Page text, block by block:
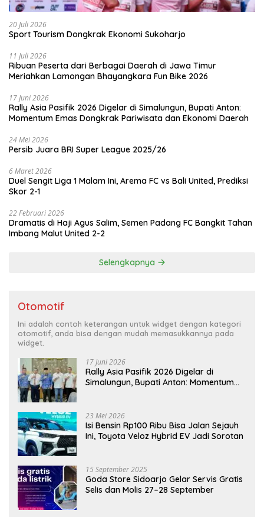
20 Juli 2026
Sport Tourism Dongkrak Ekonomi Sukoharjo
11 Juli 2026
Ribuan Peserta dari Berbagai Daerah di Jawa Timur
Meriahkan Lamongan Bhayangkara Fun Bike 2026
17 Juni 2026
Rally Asia Pasifik 2026 Digelar di Simalungun, Bupati Anton:
Momentum Emas Dongkrak Pariwisata dan Ekonomi Daerah
24 Mei 2026
Persib Juara BRI Super League 2025/26
6 Maret 2026
Duel Sengit Liga 1 Malam Ini, Arema FC vs Bali United, Prediksi
Skor 2-1
22 Februari 2026
Dramatis di Haji Agus Salim, Semen Padang FC Bangkit Tahan
Imbang Malut United 2-2
Selengkapnya
Otomotif
Ini adalah contoh keterangan untuk widget dengan kategori
otomotif, anda bisa dengan mudah memasukkannya pada
widget.
17 Juni 2026
Rally Asia Pasifik 2026 Digelar di
Simalungun, Bupati Anton: Momentum
23 Mei 2026
Isi Bensin Rp100 Ribu Bisa Jalan Sejauh
Ini, Toyota Veloz Hybrid EV Jadi Sorotan
15 September 2025
Goda Store Sidoarjo Gelar Servis Gratis
Selis dan Molis 27–28 September